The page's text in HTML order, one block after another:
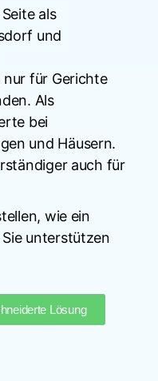
als
und
für Gerichte
Als
bei
und Häusern.
auch für
wie ein
unterstützen
Lösung